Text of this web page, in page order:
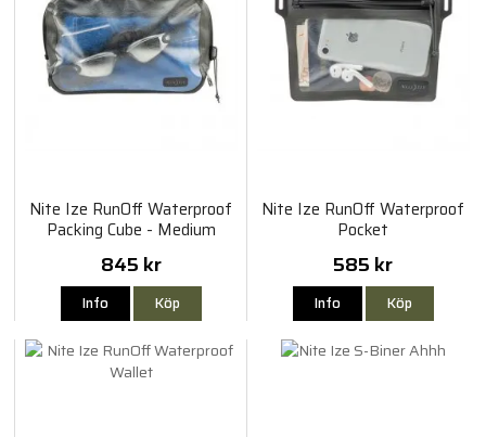
Nite Ize RunOff Waterproof
Packing Cube - Medium
845 kr
Info Köp
Nite Ize RunOff Waterproof
Pocket
585 kr
Info Köp